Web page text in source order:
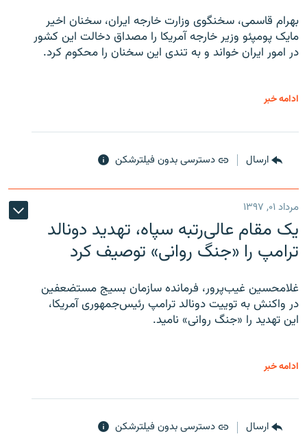
بهرام قاسمی، سخنگوی وزارت خارجه ایران، سخنان اخیر
مایک پومپئو وزیر خارجه آمریکا را مصداق دخالت این کشور
در امور ایران خواند و به تندی این سخنان را محکوم کرد.
ادامه خبر
ارسال دسترسی بدون فیلترشکن
مرداد ۰۱, ۱۳۹۷
یک مقام عالی‌رتبه سپاه، تهدید دونالد
ترامپ را «جنگ روانی» توصیف کرد
غلامحسین غیب‌پرور، فرمانده سازمان بسیج مستضعفین
در واکنش به توییت دونالد ترامپ رئیس‌جمهوری آمریکا،
این تهدید را «جنگ روانی» نامید.
ادامه خبر
ارسال دسترسی بدون فیلترشکن